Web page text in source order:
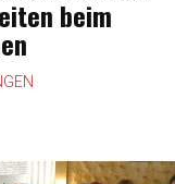
beim